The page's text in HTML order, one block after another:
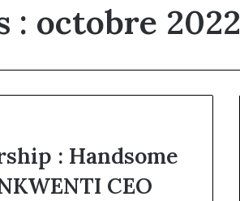
: octobre 2022
: Handsome
CEO